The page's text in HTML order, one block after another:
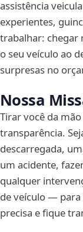
assistência
experientes,
trabalhar: chegar
o seu veículo ao
surpresas no
Nossa
Tirar você da
transparência.
descarregada,
um acidente,
qualquer
de veículo — para
precisa e fique